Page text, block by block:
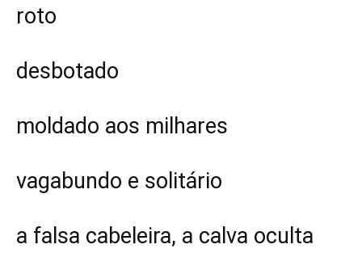
roto
desbotado
moldado aos milhares
vagabundo e solitário
a falsa cabeleira, a calva oculta